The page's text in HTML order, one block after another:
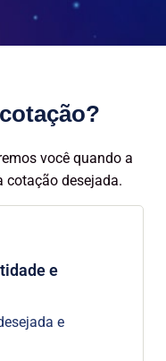
você quando a
cotação desejada.
e
e